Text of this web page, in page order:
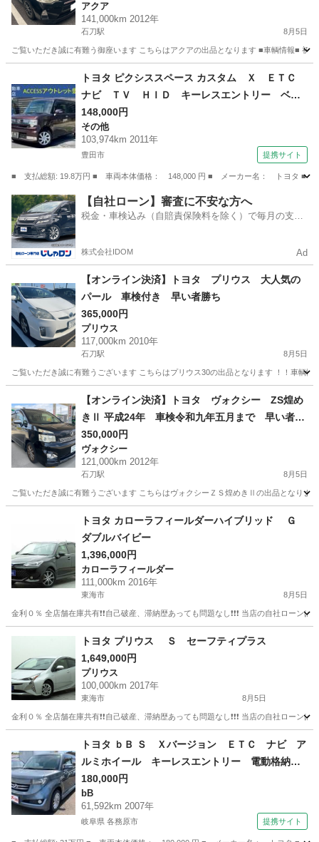
アクア
141,000km 2012年
石刀駅 8月5日
ご覧いただき誠に有難う御座います こちらはアクアの出品となります ■車
石刀駅 ミッション
トヨタ ピクシススペース カスタム Ｘ ＥＴＣ
ナビ ＴＶ ＨＩＤ キーレスエントリー ベン
チシート ＣＶＴ 盗難防止システム ＡＢＳ
衝突安全ボディ エアコン パワーステアリン
グ パワーウィンドウ 運転席エアバッグ 助手
148,000円
その他
103,974km 2011年
豊田市 提携サイト
■ 支払総額: 19.8万円 ■ 車両本体価格： 148,000 円 ■ メーカー名： トヨタ
愛知 豊田市 その他
【自社ローン】審査に不安な方へ
税金・車検込み（自賠責保険料を除く）で毎月の支払
株式会社IDOM Ad
【オンライン決済】トヨタ プリウス 大人気の
パール 車検付き 早い者勝ち
365,000円
プリウス
117,000km 2010年
石刀駅 8月5日
ご覧いただき誠に有難うございます こちらはプリウス30の出品となります
石刀駅 プリウス
【オンライン決済】トヨタ ヴォクシー ZS煌め
きⅡ 平成24年 車検令和九年五月まで 早い者勝
ち
350,000円
ヴォクシー
121,000km 2012年
石刀駅 8月5日
ご覧いただき誠に有難うございます こちらはヴォクシーＺＳ煌めきⅡの出品
石刀駅 ヴォクシー
トヨタ カローラフィールダーハイブリッド Ｇ
ダブルバイビー
1,396,000円
カローラフィールダー
111,000km 2016年
東海市 8月5日
金利０％ 全店舗在庫共有❗️❗️自己破産、滞納歴あっても問題なし❗️❗️❗️ 当店の自社ロ
カローラフィールダー
トヨタ プリウス Ｓ セーフティプラス
1,649,000円
プリウス
100,000km 2017年
東海市 8月5日
金利０％ 全店舗在庫共有❗️❗️自己破産、滞納歴あっても問題なし❗️❗️❗️ 当店の自社ロ
プリウス
トヨタ ｂＢ Ｓ Ｘバージョン ＥＴＣ ナビ ア
ルミホイール キーレスエントリー 電動格納ミ
ラー ＡＴ 衝突安全ボディ ベンチシート Ａ
ＢＳ ＣＤ ＤＶＤ再生 エアコン パワーステ
アリング 現状渡し （なし）
180,000円
bB
61,592km 2007年
岐阜県 各務原市 提携サイト